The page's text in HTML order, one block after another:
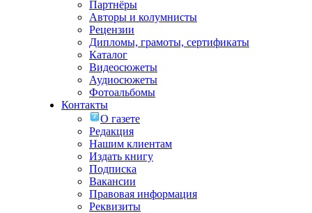
Партнёры
Авторы и колумнисты
Рецензии
Дипломы, грамоты, сертификаты
Каталог
Видеосюжеты
Аудиосюжеты
Фотоальбомы
Контакты
О газете
Редакция
Нашим клиентам
Издать книгу
Подписка
Вакансии
Правовая информация
Реквизиты